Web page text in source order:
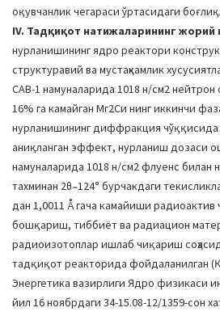
оқувчанлик чегараси ўртасидаги
IV. Тадқиқот натижаларининг жорий
нурланишининг ядро реактори
структуравий ва мустаҳкамлик
САВ-1 намуналарида 1018 н/см2
16% га камайган Мг2Си нинг иккинчи
нурланишининг диффракция чўққисида
аниқланган эффект, нурланиш дозаси
намуналарида 1018 н/см2 флуенс билан
тахминан 2θ ̴ 124° бурчакдаги
дан 1,0011 Å гача камайиши
бошқариш, тиббиёт ва радиацион
радиоизотоплар ишлаб чиқариш
тадқиқот реакторида фойдаланилган
Энергетика вазирлиги Ядро физикаси
йил 16 ноябрдаги 34-15.08-12/1359-сон